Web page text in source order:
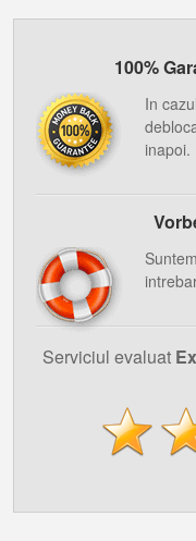
100%
In
inapoi.
Serviciul evaluat